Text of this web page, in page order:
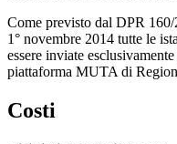
Come previsto dal DPR
1° novembre 2014 tutte le
essere inviate
piattaforma MUTA di
Costi